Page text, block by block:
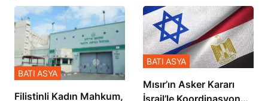
Filistinli Kadın Mahkum,
BATI ASYA
Mısır’ın Asker Kararı
BATI ASYA